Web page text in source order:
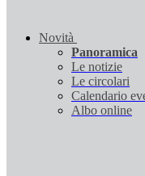
Novità
Panoramica
Le notizie
Le circolari
Calendario
Albo online